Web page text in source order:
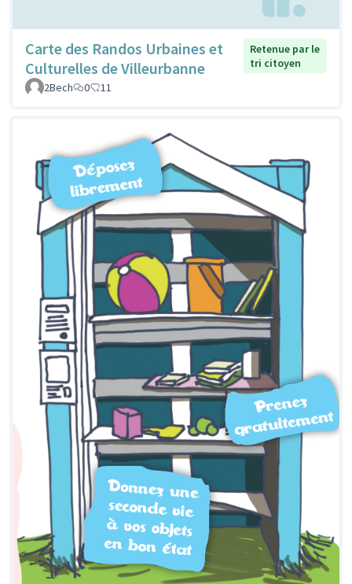
Carte des Randos Urbaines et
Culturelles de Villeurbanne
Retenue par le
tri citoyen
2Bech
0 11